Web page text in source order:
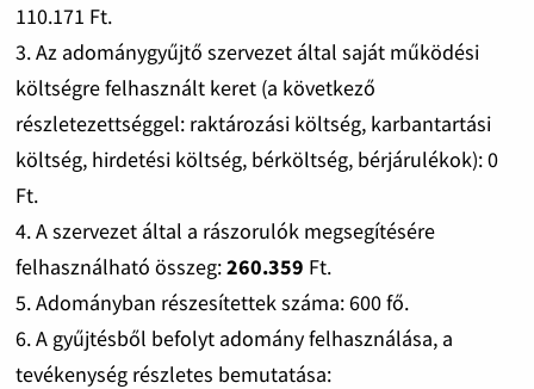
110.171 Ft.
3. Az adománygyűjtő szervezet által saját működési
költségre felhasznált keret (a következő
részletezettséggel: raktározási költség, karbantartási
költség, hirdetési költség, bérköltség, bérjárulékok): 0
Ft.
4. A szervezet által a rászorulók megsegítésére
felhasználható összeg:260.359 Ft.
5. Adományban részesítettek száma: 600 fő.
6. A gyűjtésből befolyt adomány felhasználása, a
tevékenység részletes bemutatása: